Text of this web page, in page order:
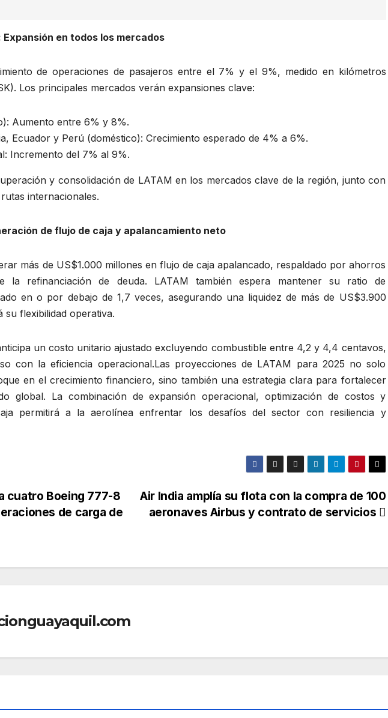
en todos los mercados
de operaciones de pasajeros entre el 7% y el 9%, medido en kilómetros
Los principales mercados verán expansiones clave:
Aumento entre 6% y 8%.
Ecuador y Perú (doméstico): Crecimiento esperado de 4% a 6%.
Incremento del 7% al 9%.
y consolidación de LATAM en los mercados clave de la región, junto con
internacionales.
de flujo de caja y apalancamiento neto
más de US$1.000 millones en flujo de caja apalancado, respaldado por ahorros
la refinanciación de deuda. LATAM también espera mantener su ratio de
en o por debajo de 1,7 veces, asegurando una liquidez de más de US$3.900
flexibilidad operativa.
un costo unitario ajustado excluyendo combustible entre 4,2 y 4,4 centavos,
con la eficiencia operacional.Las proyecciones de LATAM para 2025 no solo
en el crecimiento financiero, sino también una estrategia clara para fortalecer
global. La combinación de expansión operacional, optimización de costos y
permitirá a la aerolínea enfrentar los desafíos del sector con resiliencia y
Air India amplía su flota con la compra de 100
aeronaves Airbus y contrato de servicios
cuatro Boeing 777-8
de carga de